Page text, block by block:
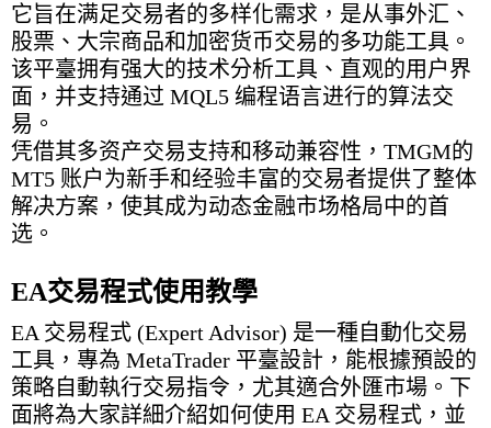
它旨在满足交易者的多样化需求，是从事外汇、
股票、大宗商品和加密货币交易的多功能工具。
该平臺拥有强大的技术分析工具、直观的用户界
面，并支持通过 MQL5 编程语言进行的算法交
易。
凭借其多资产交易支持和移动兼容性，TMGM的
MT5 账户为新手和经验丰富的交易者提供了整体
解决方案，使其成为动态金融市场格局中的首
选。
EA交易程式使用教學
EA 交易程式 (Expert Advisor) 是一種自動化交易
工具，專為 MetaTrader 平臺設計，能根據預設的
策略自動執行交易指令，尤其適合外匯市場。下
面將為大家詳細介紹如何使用 EA 交易程式，並